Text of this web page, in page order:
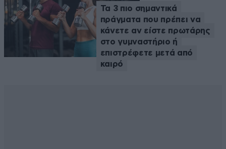
Τα 3 πιο σημαντικά
πράγματα που πρέπει να
κάνετε αν είστε πρωτάρης
στο γυμναστήριο ή
επιστρέφετε μετά από
καιρό